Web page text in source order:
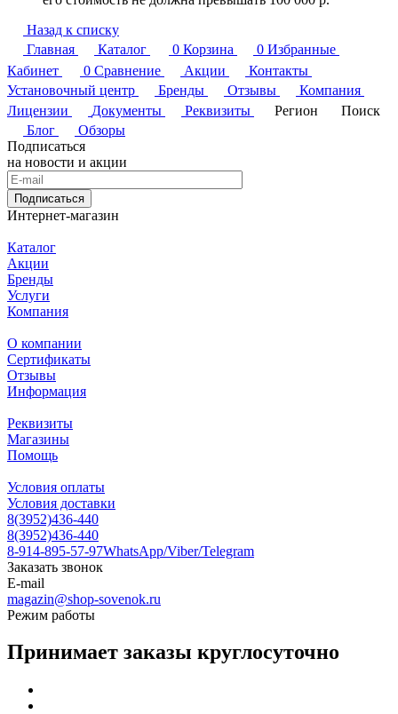
Назад к списку
Главная
Каталог 0 Корзина 0 Избранные
Кабинет
0 Сравнение Акции
Контакты
Установочный центр
Бренды Отзывы
Компания
Лицензии
Документы Реквизиты Регион
Поиск
Блог
Обзоры
Подписаться
на новости и акции
Подписаться
Интернет-магазин
Каталог
Акции
Бренды
Услуги
Компания
О компании
Сертификаты
Отзывы
Информация
Реквизиты
Магазины
Помощь
Условия оплаты
Условия доставки
8(3952)436-440
8(3952)436-440
8-914-895-57-97WhatsApp/Viber/Telegram
Заказать звонок
E-mail
magazin@shop-sovenok.ru
Режим работы
Принимает заказы круглосуточно